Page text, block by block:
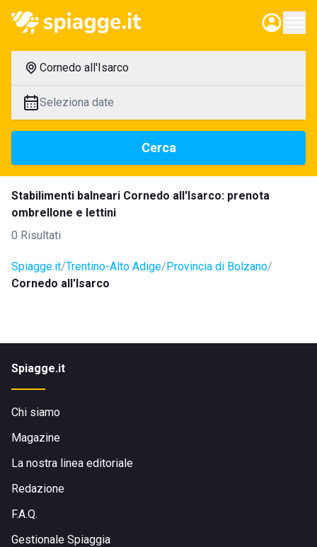
Cornedo all'Isarco
Seleziona date
Cerca
Stabilimenti balneari Cornedo all'Isarco: prenota
ombrellone e lettini
0 Risultati
Spiagge.it Trentino-Alto Adige Provincia di Bolzano
Cornedo all'Isarco
Spiagge.it
Chi siamo
Magazine
La nostra linea editoriale
Redazione
F.A.Q.
Gestionale Spiaggia